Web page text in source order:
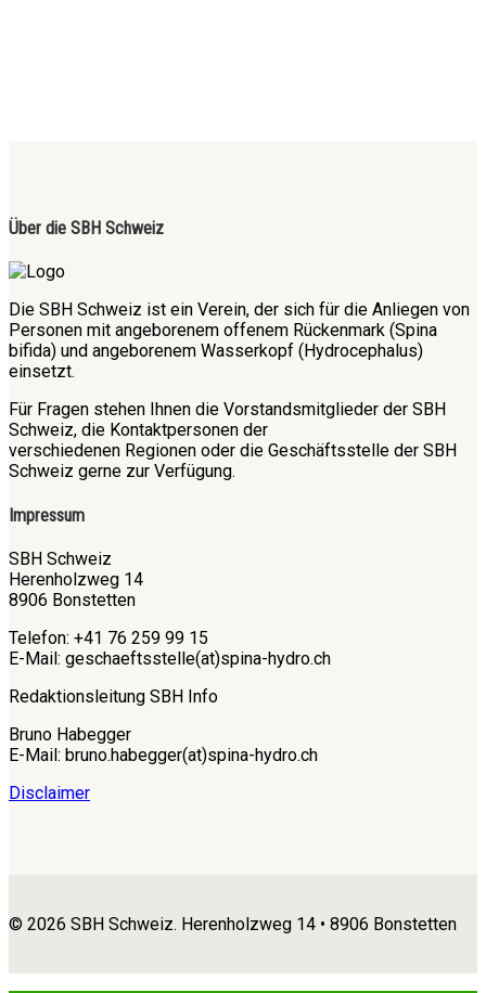
Über die SBH Schweiz
Die SBH Schweiz ist ein Verein, der sich für die Anliegen von
Personen mit angeborenem offenem Rückenmark (Spina
bifida) und angeborenem Wasserkopf (Hydrocephalus)
einsetzt.
Für Fragen stehen Ihnen die Vorstandsmitglieder der SBH
Schweiz, die Kontaktpersonen der
verschiedenen Regionen oder die Geschäftsstelle der SBH
Schweiz gerne zur Verfügung.
Impressum
SBH Schweiz
Herenholzweg 14
8906 Bonstetten
Telefon: +41 76 259 99 15
E-Mail: geschaeftsstelle(at)spina-hydro.ch
Redaktionsleitung SBH Info
Bruno Habegger
E-Mail: bruno.habegger(at)spina-hydro.ch
Disclaimer
© 2026 SBH Schweiz. Herenholzweg 14 • 8906 Bonstetten